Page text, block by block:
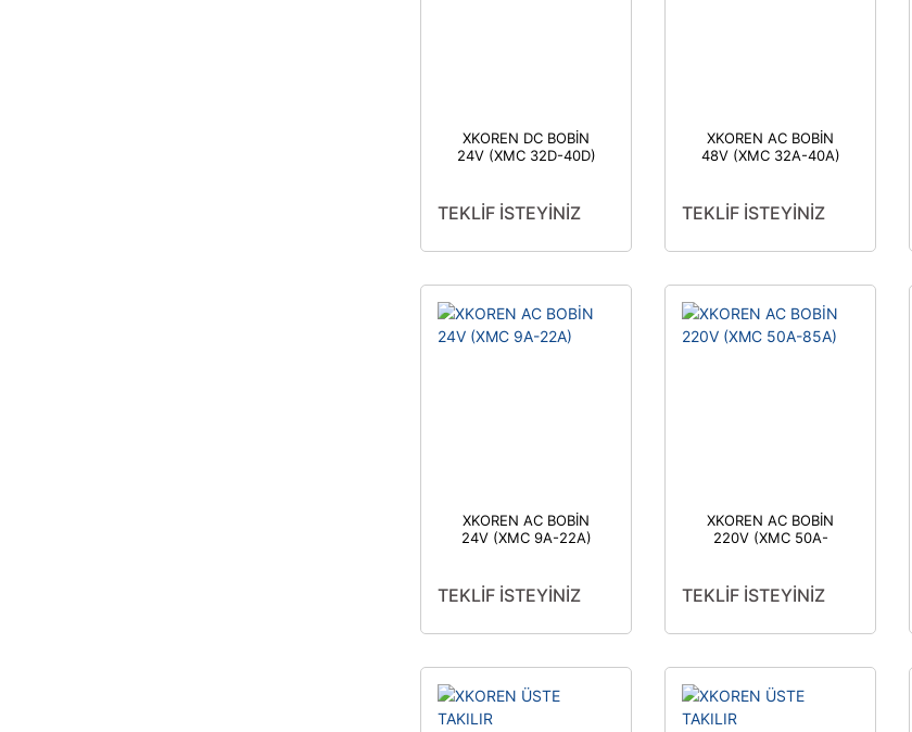
XKOREN DC BOBİN
24V (XMC 32D-40D)
TEKLİF İSTEYİNİZ
XKOREN AC BOBİN
48V (XMC 32A-40A)
TEKLİF İSTEYİNİZ
XKOREN AC BOBİN
24V (XMC 9A-22A)
TEKLİF İSTEYİNİZ
XKOREN AC BOBİN
220V (XMC 50A-
TEKLİF İSTEYİNİZ